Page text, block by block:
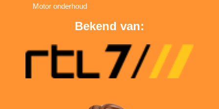
Motor onderhoud
Bekend van: